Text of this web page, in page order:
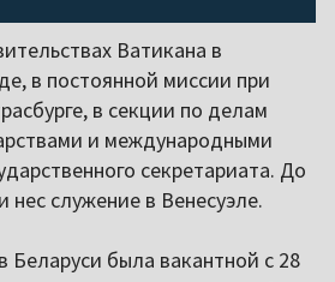
Ватикана в
в постоянной миссии при
в секции по делам
и международными
секретариата. До
нес служение в Венесуэле.
Беларуси была вакантной с 28